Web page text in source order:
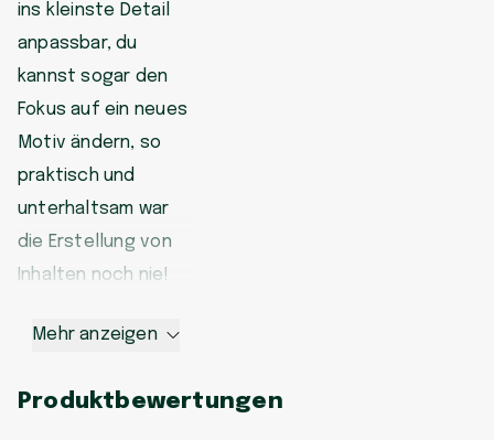
ins kleinste Detail
anpassbar, du
kannst sogar den
Fokus auf ein neues
Motiv ändern, so
praktisch und
unterhaltsam war
die Erstellung von
Inhalten noch nie!
Mehr anzeigen
Produktbewertungen